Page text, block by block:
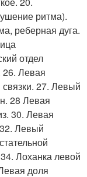
ритма).
реберная дуга.
отдел
26. Левая
связки. 27. Левый
28 Левая
30. Левая
Левый
Лоханка левой
доля